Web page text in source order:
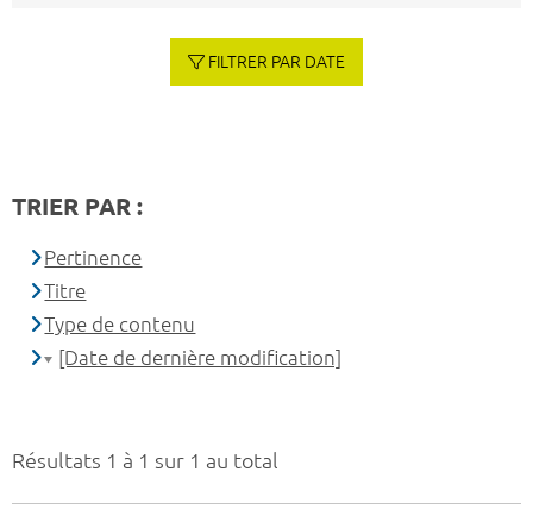
Résultats 1 à 1 sur 1 au total
FILTRER PAR DATE
TRIER PAR :
Pertinence
Titre
Type de contenu
[Date de dernière modification]